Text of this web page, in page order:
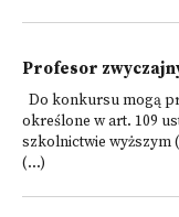
Profesor
Do konkursu mogą
określone w art. 109
szkolnictwie wyższym
(...)